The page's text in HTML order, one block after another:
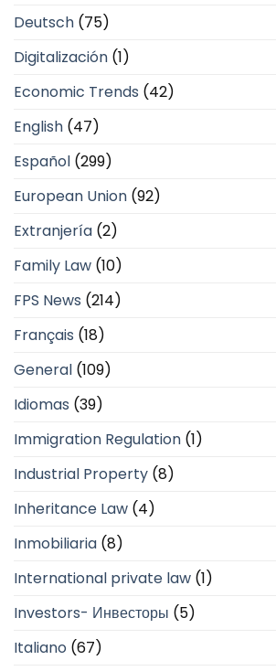
Deutsch (75)
Digitalización (1)
Economic Trends (42)
English (47)
Español (299)
European Union (92)
Extranjería (2)
Family Law (10)
FPS News (214)
Français (18)
General (109)
Idiomas (39)
Immigration Regulation (1)
Industrial Property (8)
Inheritance Law (4)
Inmobiliaria (8)
International private law (1)
Investors- Инвесторы (5)
Italiano (67)